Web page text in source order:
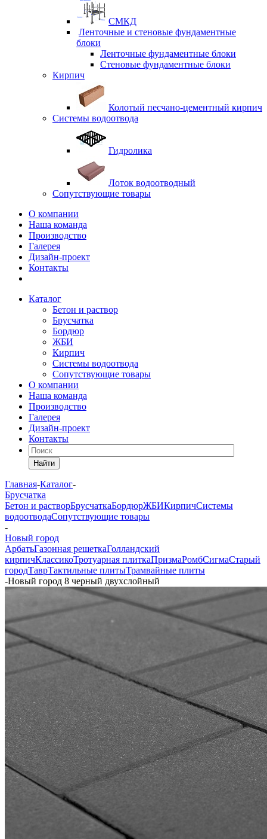
СМКД
Ленточные и стеновые фундаментные
блоки
Ленточные фундаментные блоки
Стеновые фундаментные блоки
Кирпич
Колотый песчано-цементный кирпич
Системы водоотвода
Гидролика
Лоток водоотводный
Сопутствующие товары
О компании
Наша команда
Производство
Галерея
Дизайн-проект
Контакты
Каталог
Бетон и раствор
Брусчатка
Бордюр
ЖБИ
Кирпич
Системы водоотвода
Сопутствующие товары
О компании
Наша команда
Производство
Галерея
Дизайн-проект
Контакты
Найти
Главная-Каталог-
Брусчатка
Бетон и растворБрусчаткаБордюрЖБИКирпичСистемы
водоотводаСопутствующие товары
-
Новый город
АрбатьГазонная решеткаГолландский
кирпичКлассикоТротуарная плиткаПризмаРомбСигмаСтарый
городТаврТактильные плитыТрамвайные плиты
-Новый город 8 черный двухслойный